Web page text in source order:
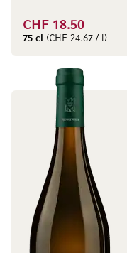
CHF 18.50
75 cl (CHF 24.67 / l)